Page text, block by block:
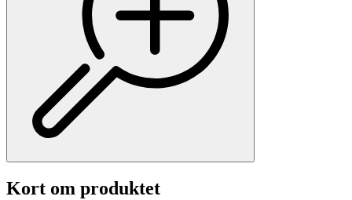
Kort om produktet